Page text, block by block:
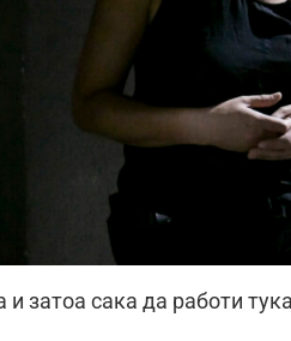
затоа сака да работи